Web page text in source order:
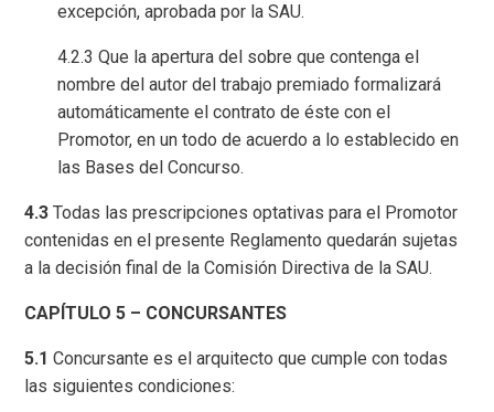
excepción, aprobada por la SAU.
4.2.3 Que la apertura del sobre que contenga el
nombre del autor del trabajo premiado formalizará
automáticamente el contrato de éste con el
Promotor, en un todo de acuerdo a lo establecido en
las Bases del Concurso.
4.3 Todas las prescripciones optativas para el Promotor
contenidas en el presente Reglamento quedarán sujetas
a la decisión final de la Comisión Directiva de la SAU.
CAPÍTULO 5 – CONCURSANTES
5.1 Concursante es el arquitecto que cumple con todas
las siguientes condiciones: